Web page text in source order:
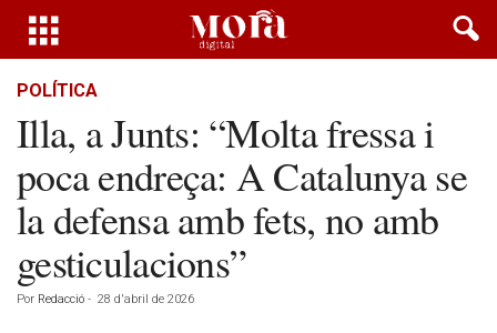
POLÍTICA
Illa, a Junts: “Molta fressa i
poca endreça: A Catalunya se
la defensa amb fets, no amb
gesticulacions”
Por Redacció - 28 d'abril de 2026